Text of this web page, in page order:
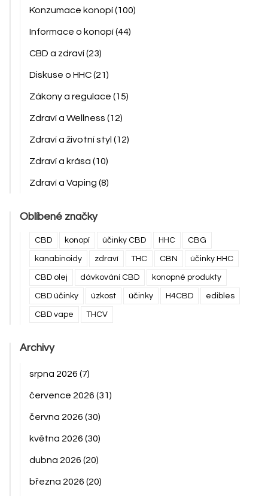
Konzumace konopí(100)
Informace o konopí(44)
CBD a zdraví(23)
Diskuse o HHC(21)
Zákony a regulace (15)
Zdraví a Wellness (12)
Zdraví a životní styl (12)
Zdraví a krása (10)
Zdraví a Vaping (8)
Oblíbené značky
CBD konopí účinky CBD HHC CBG
kanabinoidy zdraví THC CBN účinky HHC
CBD olej dávkování CBD konopné produkty
CBD účinky úzkost účinky H4CBD edibles
CBD vape THCV
Archivy
srpna 2026 (7)
července 2026 (31)
června 2026 (30)
května 2026 (30)
dubna 2026 (20)
března 2026 (20)